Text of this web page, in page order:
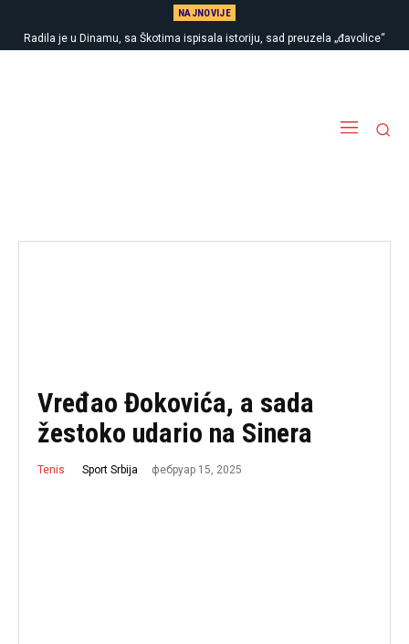
NAJNOVIJE
Radila je u Dinamu, sa Škotima ispisala istoriju, sad preuzela „đavolice“
zarad titule…
Vređao Đokovića, a sada
žestoko udario na Sinera
Tenis Sport Srbija фебруар 15, 2025